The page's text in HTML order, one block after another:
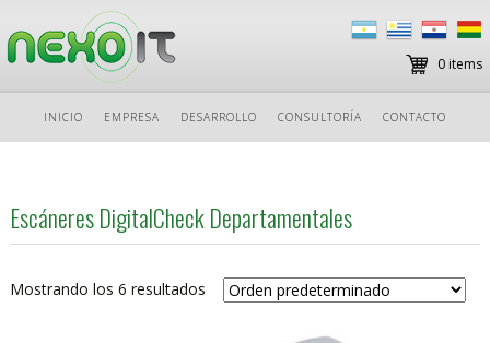
al
contenido
INICIO EMPRESA DESARROLLO CONSULTORÍA CONTACTO
0 items
Escáneres DigitalCheck Departamentales
Mostrando los 6 resultados